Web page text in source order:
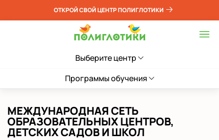
ОТКРОЙ СВОЙ ЦЕНТР ПОЛИГЛОТИКИ
Выберите центр
Программы обучения
МЕЖДУНАРОДНАЯ СЕТЬ
ОБРАЗОВАТЕЛЬНЫХ ЦЕНТРОВ,
ДЕТСКИХ САДОВ И ШКОЛ